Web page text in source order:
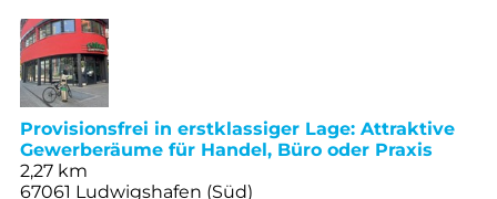
Provisionsfrei in erstklassiger Lage: Attraktive
Gewerberäume für Handel, Büro oder Praxis
2,27 km
67061 Ludwigshafen (Süd)